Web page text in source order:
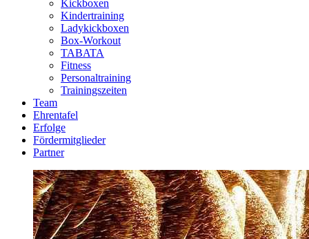
Kickboxen
Kindertraining
Ladykickboxen
Box-Workout
TABATA
Fitness
Personaltraining
Trainingszeiten
Team
Ehrentafel
Erfolge
Fördermitglieder
Partner